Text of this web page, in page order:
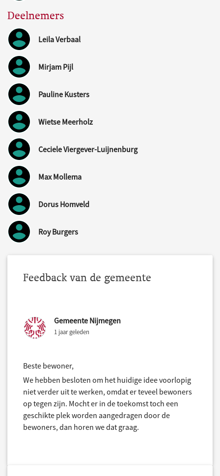
Deelnemers
Leila Verbaal
Mirjam Pijl
Pauline Kusters
Wietse Meerholz
Ceciele Viergever-Luijnenburg
Max Mollema
Dorus Homveld
Roy Burgers
Feedback van de gemeente
Gemeente Nijmegen
1 jaar geleden
Beste bewoner,
We hebben besloten om het huidige idee voorlopig
niet verder uit te werken, omdat er teveel bewoners
op tegen zijn. Mocht er in de toekomst toch een
geschikte plek worden aangedragen door de
bewoners, dan horen we dat graag.